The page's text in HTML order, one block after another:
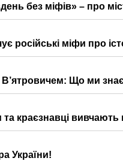
без міфів» – про
російські міфи про
Що ми
краєзнавці вивчають
України!